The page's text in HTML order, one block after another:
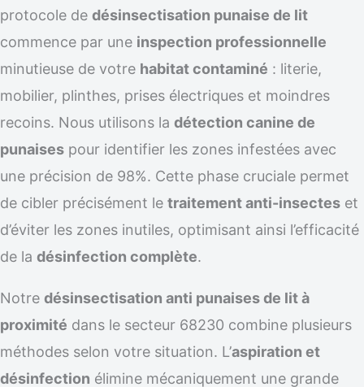
protocole de désinsectisation punaise de lit
commence par une inspection professionnelle
minutieuse de votre habitat contaminé : literie,
mobilier, plinthes, prises électriques et moindres
recoins. Nous utilisons la détection canine de
punaises pour identifier les zones infestées avec
une précision de 98%. Cette phase cruciale permet
de cibler précisément le traitement anti-insectes et
d’éviter les zones inutiles, optimisant ainsi l’efficacité
de la désinfection complète.
Notre désinsectisation anti punaises de lit à
proximité dans le secteur 68230 combine plusieurs
méthodes selon votre situation. L’aspiration et
désinfection élimine mécaniquement une grande